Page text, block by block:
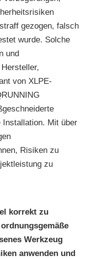
gezogen, falsch
wurde. Solche
und
von XLPE-
Installation. Mit über
Risiken zu
zu
korrekt zu
Werkzeug
anwenden und